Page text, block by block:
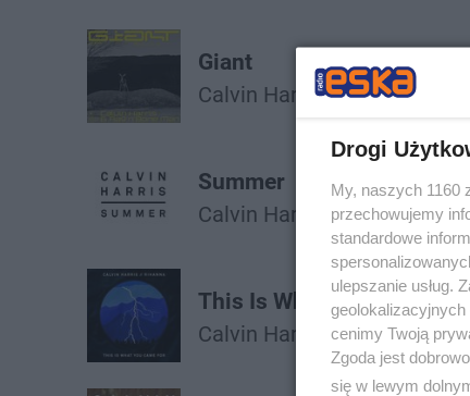
Giant
Calvin Harris Rag'n'bone Man
Summer
Calvin Harris
This Is What You Came for
Calvin Harris
Rihanna
Drogi
My, naszych 1160
przechowujemy
standardowe
ulepszanie usług.
cenimy Twoją
Zgoda jest
się w lewym